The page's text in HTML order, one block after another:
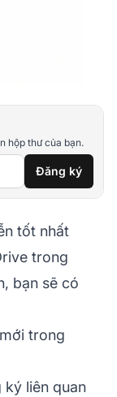
hộp thư của bạn.
Đăng ký
tốt nhất
trong
bạn sẽ có
trong
ký liên quan